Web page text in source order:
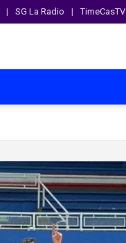
SG La Radio TimeCasTV